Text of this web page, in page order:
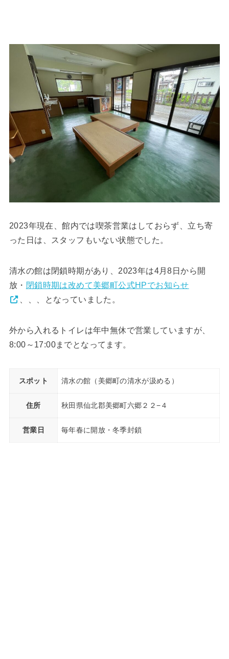
2023年現在、館内では喫茶営業はしておらず、立ち寄
った日は、スタッフもいない状態でした。
清水の館は閉鎖時期があり、2023年は4月8日から開
放・ 閉鎖時期は改めて美郷町公式HPでお知らせ
、、、となっていました。
外から入れるトイレは年中無休で営業していますが、
8:00～17:00までとなってます。
スポット 清水の館（美郷町の清水が汲める）
住所 秋田県仙北郡美郷町六郷２２−４
営業日 毎年春に開放・冬季封鎖